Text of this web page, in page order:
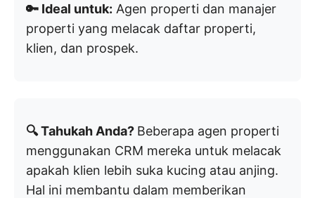
🔑 Ideal untuk: Agen properti dan manajer
properti yang melacak daftar properti,
klien, dan prospek.
🔍 Tahukah Anda? Beberapa agen properti
menggunakan CRM mereka untuk melacak
apakah klien lebih suka kucing atau anjing.
Hal ini membantu dalam memberikan